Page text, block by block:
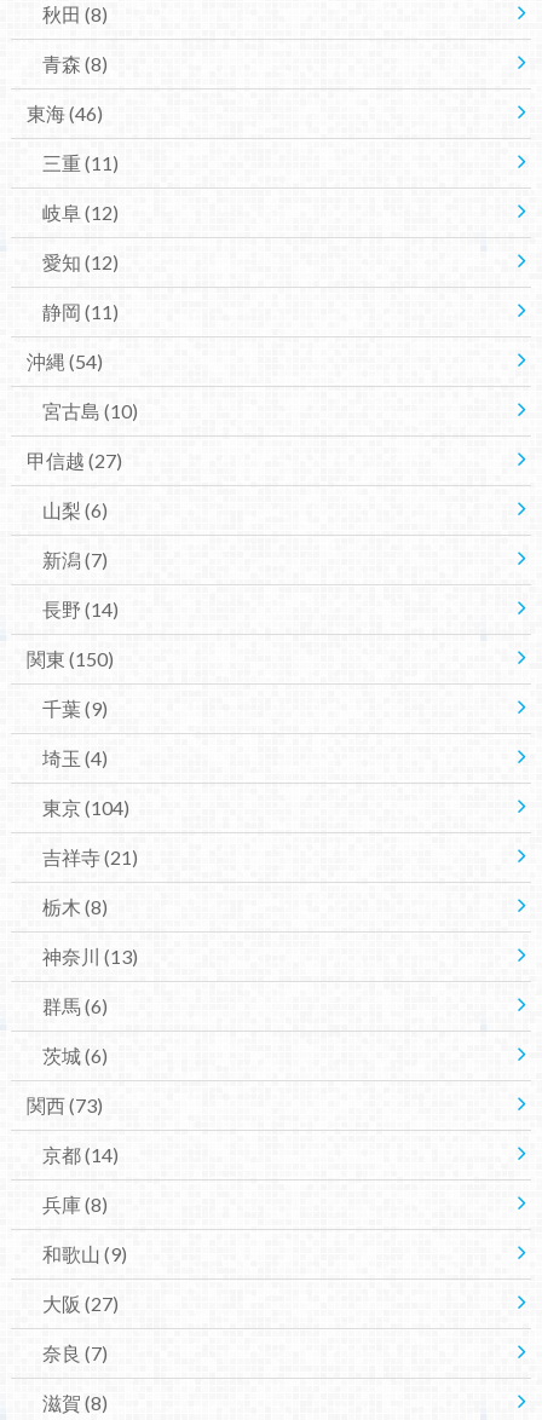
秋田 (8)
青森 (8)
東海(46)
三重(11)
岐阜 (12)
愛知 (12)
静岡 (11)
沖縄 (54)
宮古島 (10)
甲信越 (27)
山梨 (6)
新潟(7)
長野 (14)
関東 (150)
千葉(9)
埼玉 (4)
東京(104)
吉祥寺(21)
栃木 (8)
神奈川 (13)
群馬(6)
茨城 (6)
関西(73)
京都(14)
兵庫(8)
和歌山 (9)
大阪 (27)
奈良 (7)
滋賀 (8)